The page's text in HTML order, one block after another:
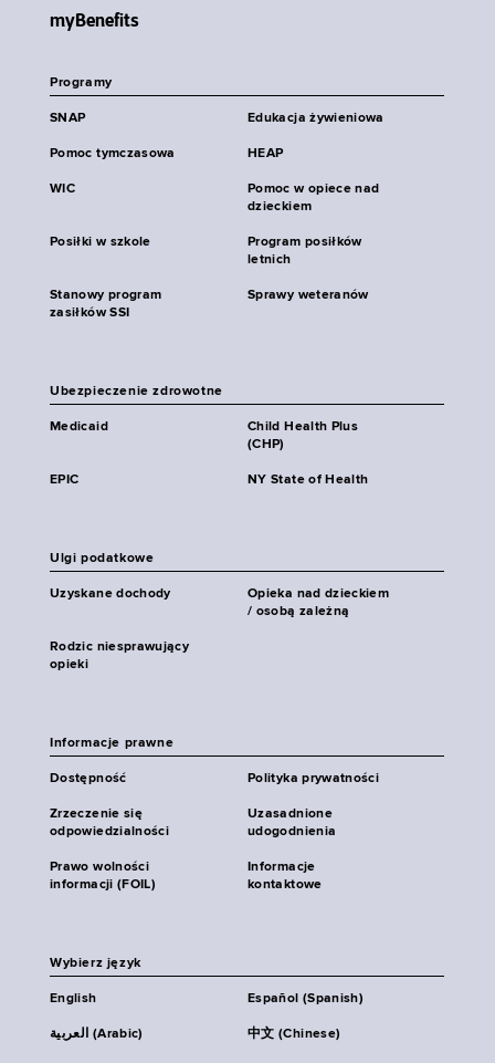
myBenefits
Programy
SNAP Edukacja żywieniowa
Pomoc tymczasowa HEAP
WIC
Pomoc w opiece nad
dzieckiem
Posiłki w szkole
Program posiłków
letnich
Stanowy program
zasiłków SSI
Sprawy weteranów
Ubezpieczenie zdrowotne
Medicaid
Child Health Plus
(CHP)
EPIC NY State of Health
Ulgi podatkowe
Uzyskane dochody
Opieka nad dzieckiem
/ osobą zależną
Rodzic niesprawujący
opieki
Informacje prawne
Dostępność Polityka prywatności
Zrzeczenie się
odpowiedzialności
Uzasadnione
udogodnienia
Prawo wolności
informacji (FOIL)
Informacje
kontaktowe
Wybierz język
English Español (Spanish)
العربية (Arabic) 中文 (Chinese)